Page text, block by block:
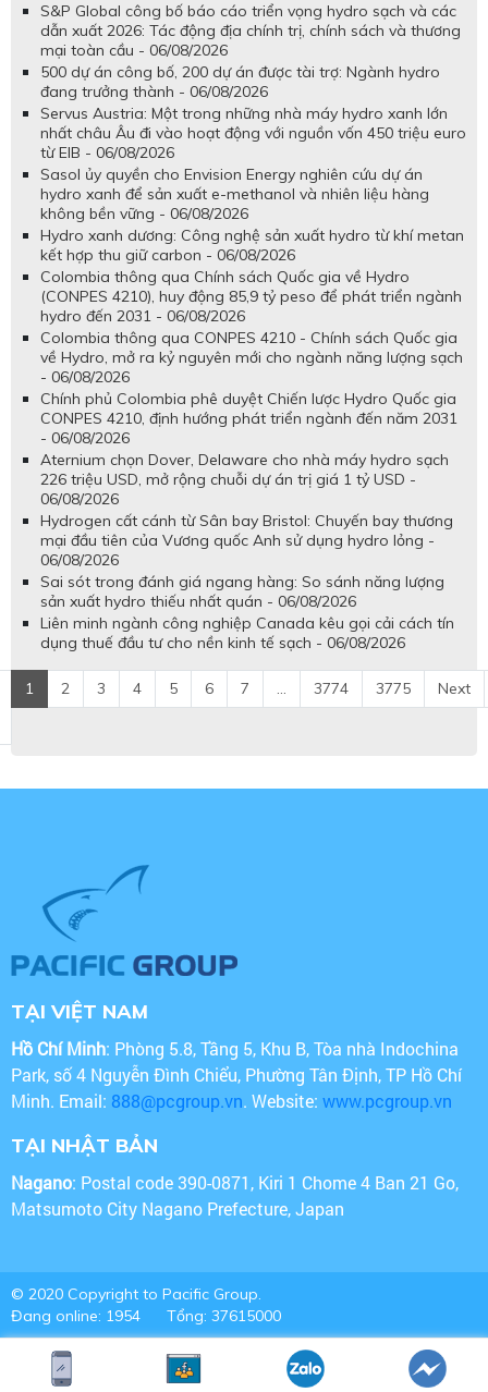
S&P Global công bố báo cáo triển vọng hydro sạch và các
dẫn xuất 2026: Tác động địa chính trị, chính sách và thương
mại toàn cầu - 06/08/2026
500 dự án công bố, 200 dự án được tài trợ: Ngành hydro
đang trưởng thành - 06/08/2026
Servus Austria: Một trong những nhà máy hydro xanh lớn
nhất châu Âu đi vào hoạt động với nguồn vốn 450 triệu euro
từ EIB - 06/08/2026
Sasol ủy quyền cho Envision Energy nghiên cứu dự án
hydro xanh để sản xuất e-methanol và nhiên liệu hàng
không bền vững - 06/08/2026
Hydro xanh dương: Công nghệ sản xuất hydro từ khí metan
kết hợp thu giữ carbon - 06/08/2026
Colombia thông qua Chính sách Quốc gia về Hydro
(CONPES 4210), huy động 85,9 tỷ peso để phát triển ngành
hydro đến 2031 - 06/08/2026
Colombia thông qua CONPES 4210 - Chính sách Quốc gia
về Hydro, mở ra kỷ nguyên mới cho ngành năng lượng sạch
- 06/08/2026
Chính phủ Colombia phê duyệt Chiến lược Hydro Quốc gia
CONPES 4210, định hướng phát triển ngành đến năm 2031
- 06/08/2026
Aternium chọn Dover, Delaware cho nhà máy hydro sạch
226 triệu USD, mở rộng chuỗi dự án trị giá 1 tỷ USD -
06/08/2026
Hydrogen cất cánh từ Sân bay Bristol: Chuyến bay thương
mại đầu tiên của Vương quốc Anh sử dụng hydro lỏng -
06/08/2026
Sai sót trong đánh giá ngang hàng: So sánh năng lượng
sản xuất hydro thiếu nhất quán - 06/08/2026
Liên minh ngành công nghiệp Canada kêu gọi cải cách tín
dụng thuế đầu tư cho nền kinh tế sạch - 06/08/2026
1 2 3 4 5 6 7 ... 3774 3775 Next
TẠI VIỆT NAM
Hồ Chí Minh: Phòng 5.8, Tầng 5, Khu B, Tòa nhà Indochina
Park, số 4 Nguyễn Đình Chiểu, Phường Tân Định, TP Hồ Chí
Minh. Email: 888@pcgroup.vn. Website: www.pcgroup.vn
TẠI NHẬT BẢN
Nagano: Postal code 390-0871, Kiri 1 Chome 4 Ban 21 Go,
Matsumoto City Nagano Prefecture, Japan
© 2020 Copyright to Pacific Group.
Đang online: 1954
Tổng: 37615000